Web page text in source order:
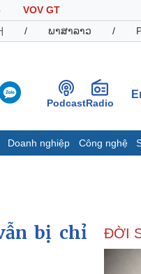
VOV GT
/ ພາສາລາວ /
PodcastRadio
Doanh nghiệp Công nghệ
bị chỉ
ĐỜI